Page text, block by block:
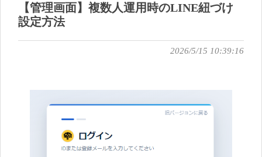
【管理画面】複数人運用時のLINE紐づけ
設定方法
2026/5/15 10:39:16